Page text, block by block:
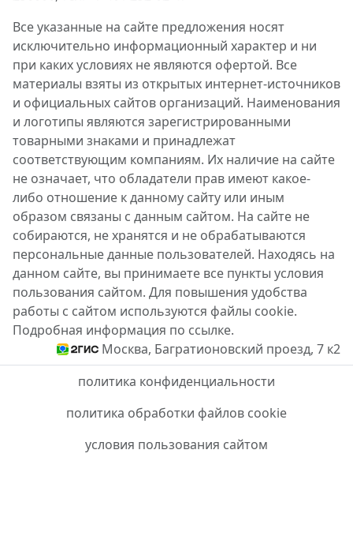
Все указанные на сайте предложения носят
исключительно информационный характер и ни
при каких условиях не являются офертой. Все
материалы взяты из открытых интернет-источников
и официальных сайтов организаций. Наименования
и логотипы являются зарегистрированными
товарными знаками и принадлежат
соответствующим компаниям. Их наличие на сайте
не означает, что обладатели прав имеют какое-
либо отношение к данному сайту или иным
образом связаны с данным сайтом. На сайте не
собираются, не хранятся и не обрабатываются
персональные данные пользователей. Находясь на
данном сайте, вы принимаете все пункты условия
пользования сайтом. Для повышения удобства
работы с сайтом используются файлы cookie.
Подробная информация по ссылке.
Москва, Багратионовский проезд, 7 к2
политика конфиденциальности
политика обработки файлов cookie
условия пользования сайтом